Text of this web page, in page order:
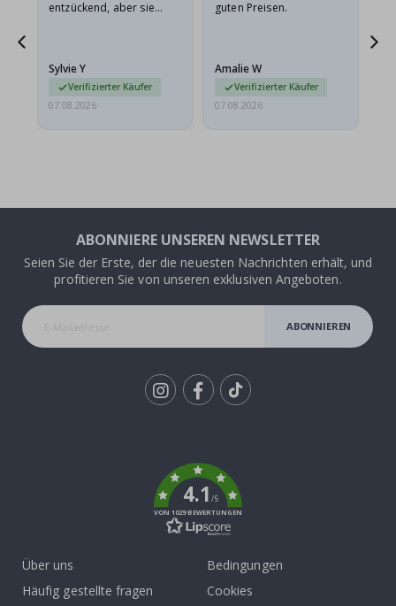
entzückend, aber sie
sie…
Sylvie Y
Verifizierter Käufer
07.08.2026
guten Preisen.
Amalie W
Verifizierter Käufer
07.08.2026
ABONNIERE UNSEREN NEWSLETTER
Seien Sie der Erste, der die neuesten Nachrichten erhält, und
profitieren Sie von unseren exklusiven Angeboten.
ABONNIEREN
4.1/5
VON 1029 BEWERTUNGEN
Über uns
Häufig gestellte fragen
Bedingungen
Cookies